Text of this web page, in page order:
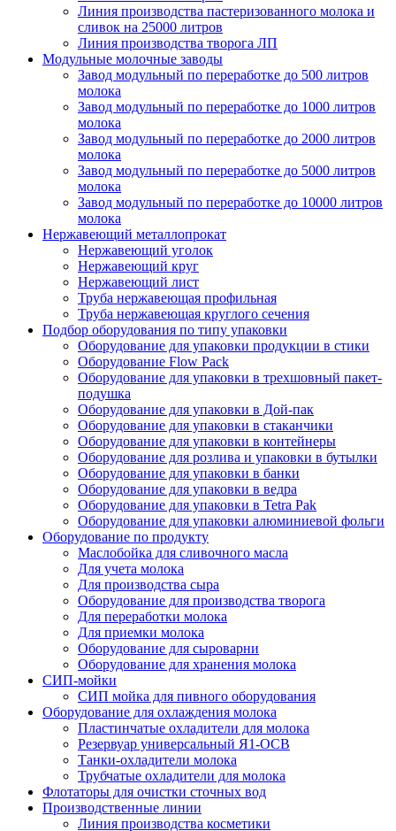
Линия производства пастеризованного молока и
сливок на 25000 литров
Линия производства творога ЛП
Модульные молочные заводы
Завод модульный по переработке до 500 литров
молока
Завод модульный по переработке до 1000 литров
молока
Завод модульный по переработке до 2000 литров
молока
Завод модульный по переработке до 5000 литров
молока
Завод модульный по переработке до 10000 литров
молока
Нержавеющий металлопрокат
Нержавеющий уголок
Нержавеющий круг
Нержавеющий лист
Труба нержавеющая профильная
Труба нержавеющая круглого сечения
Подбор оборудования по типу упаковки
Оборудование для упаковки продукции в стики
Оборудование Flow Pack
Оборудование для упаковки в трехшовный пакет-
подушка
Оборудование для упаковки в Дой-пак
Оборудование для упаковки в стаканчики
Оборудование для упаковки в контейнеры
Оборудование для розлива и упаковки в бутылки
Оборудование для упаковки в банки
Оборудование для упаковки в ведра
Оборудование для упаковки в Tetra Pak
Оборудование для упаковки алюминиевой фольги
Оборудование по продукту
Маслобойка для сливочного масла
Для учета молока
Для производства сыра
Оборудование для производства творога
Для переработки молока
Для приемки молока
Оборудование для сыроварни
Оборудование для хранения молока
СИП-мойки
СИП мойка для пивного оборудования
Оборудование для охлаждения молока
Пластинчатые охладители для молока
Резервуар универсальный Я1-ОСВ
Танки-охладители молока
Трубчатые охладители для молока
Флотаторы для очистки сточных вод
Производственные линии
Линия производства косметики